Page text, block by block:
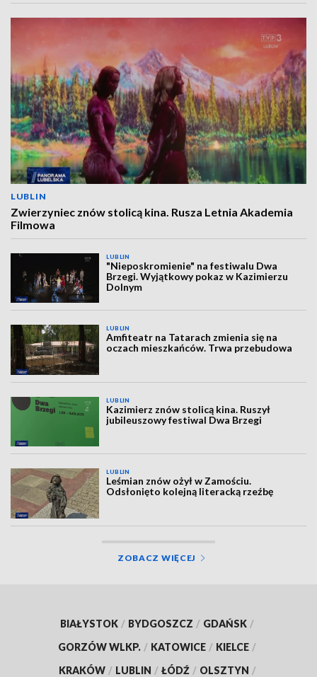
LUBLIN
Zwierzyniec znów stolicą kina. Rusza Letnia Akademia
Filmowa
LUBLIN
"Nieposkromienie" na festiwalu Dwa
Brzegi. Wyjątkowy pokaz w Kazimierzu
Dolnym
LUBLIN
Amfiteatr na Tatarach zmienia się na
oczach mieszkańców. Trwa przebudowa
LUBLIN
Kazimierz znów stolicą kina. Ruszył
jubileuszowy festiwal Dwa Brzegi
LUBLIN
Leśmian znów ożył w Zamościu.
Odsłonięto kolejną literacką rzeźbę
ZOBACZ WIĘCEJ
BIAŁYSTOK / BYDGOSZCZ / GDAŃSK /
GORZÓW WLKP. / KATOWICE / KIELCE /
KRAKÓW / LUBLIN / ŁÓDŹ / OLSZTYN /